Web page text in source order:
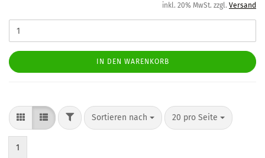
inkl. 20% MwSt. zzgl. Versand
IN DEN WARENKORB
Sortieren nach 20 pro Seite
1